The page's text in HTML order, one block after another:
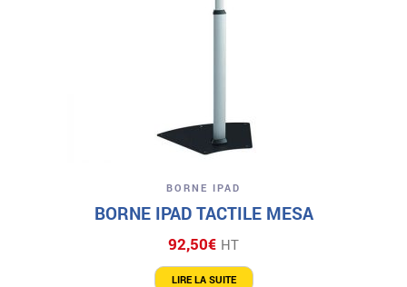
BORNE IPAD
BORNE IPAD TACTILE MESA
92,50€ HT
LIRE LA SUITE